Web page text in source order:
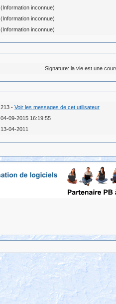
(Information inconnue)
(Information inconnue)
(Information inconnue)
Signature: la vie est une
213 - Voir les messages de cet utilisateur
04-09-2015 16:19:55
13-04-2011